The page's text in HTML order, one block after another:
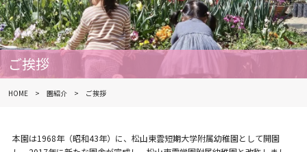
ご挨拶
HOME 園紹介 ご挨拶
本園は1968年（昭和43年）に、松山東雲短期大学附属幼稚園として開園